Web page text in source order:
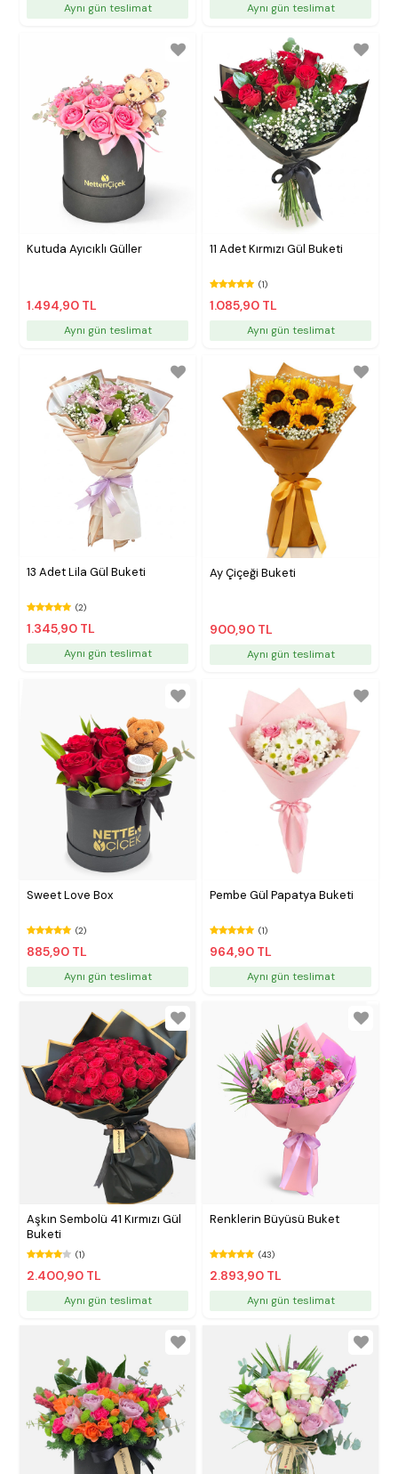
Aynı gün teslimat Aynı gün teslimat
Kutuda Ayıcıklı Güller
1.494,90 TL
Aynı gün teslimat
11 Adet Kırmızı Gül Buketi
(1)
1.085,90 TL
Aynı gün teslimat
13 Adet Lila Gül Buketi
(2)
1.345,90 TL
Aynı gün teslimat
Ay Çiçeği Buketi
900,90 TL
Aynı gün teslimat
Sweet Love Box
(2)
885,90 TL
Aynı gün teslimat
Pembe Gül Papatya Buketi
(1)
964,90 TL
Aynı gün teslimat
Aşkın Sembolü 41 Kırmızı Gül
Buketi
(1)
2.400,90 TL
Aynı gün teslimat
Renklerin Büyüsü Buket
(43)
2.893,90 TL
Aynı gün teslimat